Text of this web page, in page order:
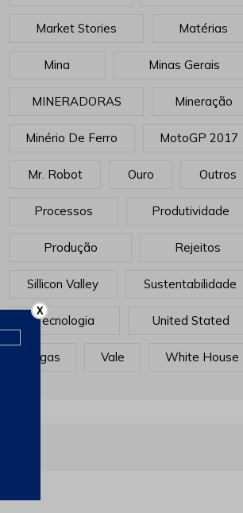
Market Stories Matérias
Mina Minas Gerais
MINERADORAS Mineração
Minério De Ferro MotoGP 2017
Mr. Robot Ouro Outros
Processos Produtividade
Produção Rejeitos
Sillicon Valley Sustentabilidade
Tecnologia United Stated
Vagas Vale White House
X